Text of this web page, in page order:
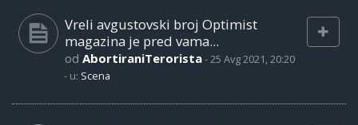
Vreli avgustovski broj Optimist
magazina je pred vama...
od AbortiraniTerorista-25 Avg 2021, 20:20
- u: Scena